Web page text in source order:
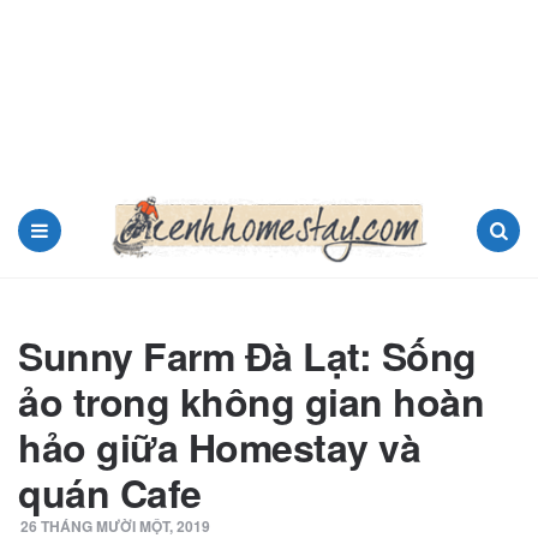
Sunny Farm Đà Lạt: Sống
ảo trong không gian hoàn
hảo giữa Homestay và
quán Cafe
26 THÁNG MƯỜI MỘT, 2019